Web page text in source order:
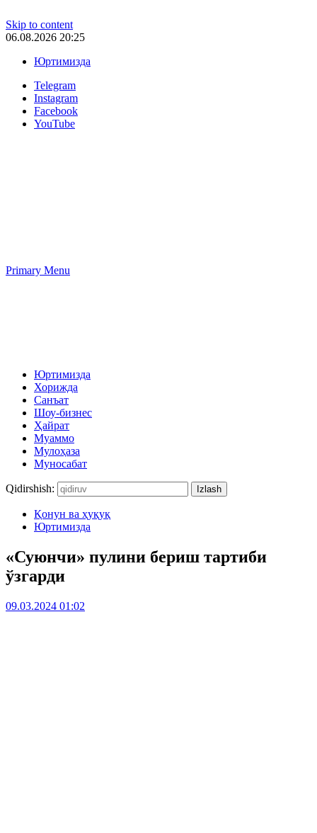
Skip to content
06.08.2026 20:25
Юртимизда
Telegram
Instagram
Facebook
YouTube
Primary Menu
Юртимизда
Хорижда
Санъат
Шоу-бизнес
Ҳайрат
Муаммо
Мулоҳаза
Муносабат
Qidirshish:
Қонун ва ҳуқуқ
Юртимизда
«Суюнчи» пулини бериш тартиби
ўзгарди
09.03.2024 01:02